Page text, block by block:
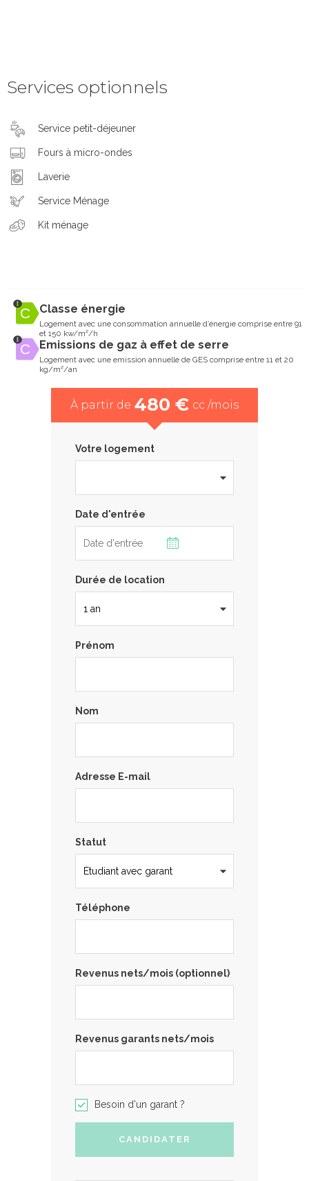
Services optionnels
Service petit-déjeuner
Fours à micro-ondes
Laverie
Service Ménage
Kit ménage
Classe énergie
Logement avec une consommation annuelle d’énergie comprise entre 91
et 150 kw/m²/h
Emissions de gaz à effet de serre
Logement avec une emission annuelle de GES comprise entre 11 et 20
kg/m²/an
À partir de 480 € cc /mois
Votre logement
Date d'entrée
Durée de location
Prénom
Nom
Adresse E-mail
Statut
Téléphone
Revenus nets/mois (optionnel)
Revenus garants nets/mois
Besoin d'un garant ?